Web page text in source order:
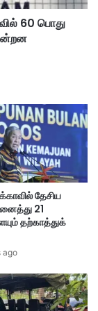
60 பொது
தேசிய
21
தற்காத்துக்
ago